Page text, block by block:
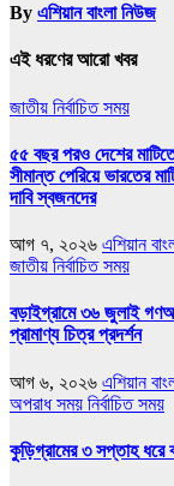
By এশিয়ান বাংলা নিউজ
এই ধরণের আরো খবর
জাতীয় নির্বাচিত সময়
৫৫ বছর পরও দেশের
সীমান্ত পেরিয়ে ভারতের
দাবি স্বজনদের
আগ ৭, ২০২৬ এশিয়ান
জাতীয় নির্বাচিত সময়
বড়াইগ্রামে ৩৬ জুলাই
প্রামাণ্য চিত্র প্রদর্শন
আগ ৬, ২০২৬ এশিয়ান
অপরাধ সময় নির্বাচিত সময়
কুড়িগ্রামের ৩ সপ্তাহ ধরে